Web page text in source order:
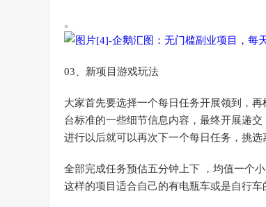
。
03、新项目游戏玩法
大家首先要选择一个每日任务开展领到，
台标准的一些细节信息内容，最终开展递交
进行以后就可以再次下一个每日任务，挑
全部完成任务预估五分钟上下 ，均值一个
这样的项目适合自己的有电瓶车或是自行